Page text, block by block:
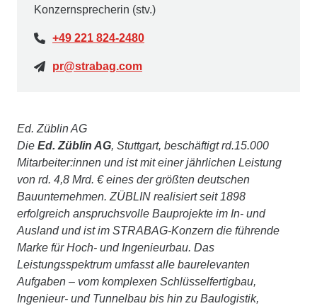
Konzernsprecherin (stv.)
+49 221 824-2480
pr@strabag.com
Ed. Züblin AG
Die Ed. Züblin AG, Stuttgart, beschäftigt rd.15.000
Mitarbeiter:innen und ist mit einer jährlichen Leistung
von rd. 4,8 Mrd. € eines der größten deutschen
Bauunternehmen. ZÜBLIN realisiert seit 1898
erfolgreich anspruchsvolle Bauprojekte im In- und
Ausland und ist im STRABAG-Konzern die führende
Marke für Hoch- und Ingenieurbau. Das
Leistungsspektrum umfasst alle baurelevanten
Aufgaben – vom komplexen Schlüsselfertigbau,
Ingenieur- und Tunnelbau bis hin zu Baulogistik,